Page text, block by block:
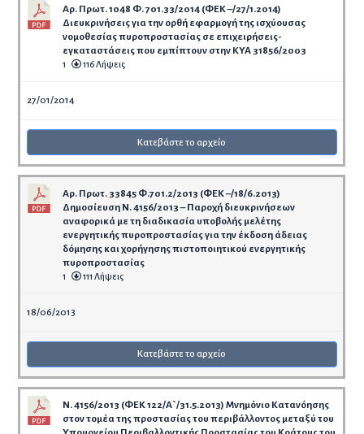
Αρ. Πρωτ. 1048 Φ. 701.33/2014 (ΦΕΚ –/27/1.2014)
Διευκρινήσεις για την ορθή εφαρμογή της ισχύουσας
νομοθεσίας πυροπροστασίας σε επιχειρήσεις-
εγκαταστάσεις που εμπίπτουν στην ΚΥΑ 31856/2003
1 116 Λήψεις
27/01/2014
Κατεβάστε το αρχείο
Αρ. Πρωτ. 33845 Φ.701.2/2013 (ΦΕΚ –/18/6.2013)
Δημοσίευση N. 4156/2013 – Παροχή διευκρινήσεων
αναφορικά με τη διαδικασία υποβολής μελέτης
ενεργητικής πυροπροστασίας για την έκδοση άδειας
δόμησης και χορήγησης πιστοποιητικού ενεργητικής
πυροπροστασίας
1 111 Λήψεις
18/06/2013
Κατεβάστε το αρχείο
Ν. 4156/2013 (ΦΕΚ 122/Α`/31.5.2013) Μνημόνιο Κατανόησης
στον τομέα της προστασίας του περιβάλλοντος μεταξύ του